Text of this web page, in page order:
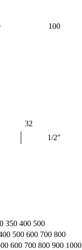
100
32
1/2"
350 400 500
500 600 700 800
600 700 800 900 1000